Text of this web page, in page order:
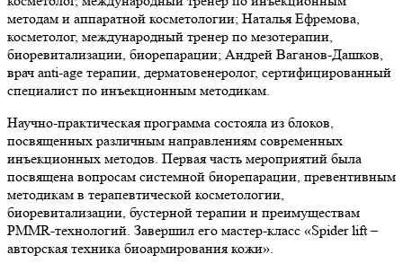
методам и аппаратной косметологии; Наталья Ефремова,
косметолог, международный тренер по мезотерапии,
биоревитализации, биорепарации; Андрей Ваганов-Дашков,
врач anti-age терапии, дерматовенеролог, сертифицированный
специалист по инъекционным методикам.
Научно-практическая программа состояла из блоков,
посвященных различным направлениям современных
инъекционных методов. Первая часть мероприятий была
посвящена вопросам системной биорепарации, превентивным
методикам в терапевтической косметологии,
биоревитализации, бустерной терапии и преимуществам
PMMR-технологий. Завершил его мастер-класс «Spider lift –
авторская техника биоармирования кожи».